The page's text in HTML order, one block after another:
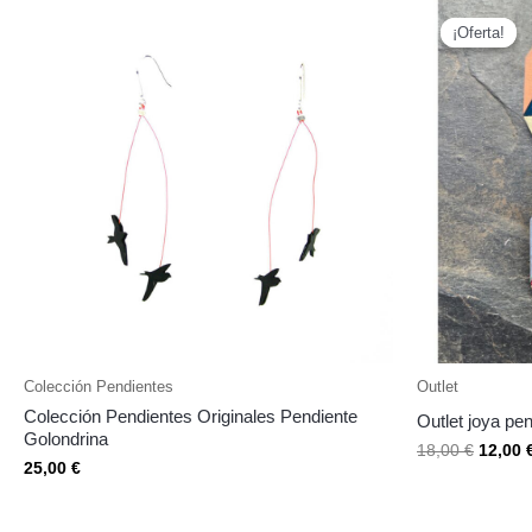
Colección Pendientes
Colección Pendientes Originales Pendiente
Golondrina
25,00 €
¡Oferta!
¡Oferta!
Outlet
Outlet joya
18,00€
precio
era:
18,00
12,00